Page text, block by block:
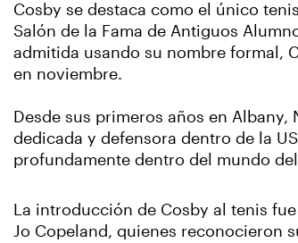
Cosby se destaca como el único
Salón de la Fama de Antiguos
admitida usando su nombre formal,
en noviembre.
Desde sus primeros años en
dedicada y defensora dentro de la
profundamente dentro del mundo
La introducción de Cosby al tenis
Jo Copeland, quienes reconocieron